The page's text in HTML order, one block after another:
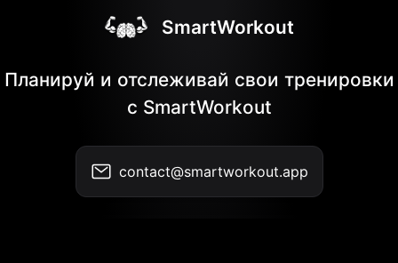
SmartWorkout
Планируй и отслеживай свои тренировки
с SmartWorkout
contact@smartworkout.app